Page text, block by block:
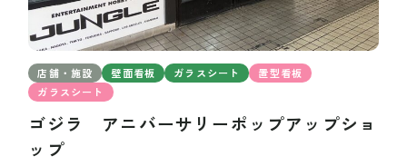
店舗・施設 壁面看板 ガラスシート
置型看板
ガラスシート
ゴジラ アニバーサリーポップアップショ
ップ